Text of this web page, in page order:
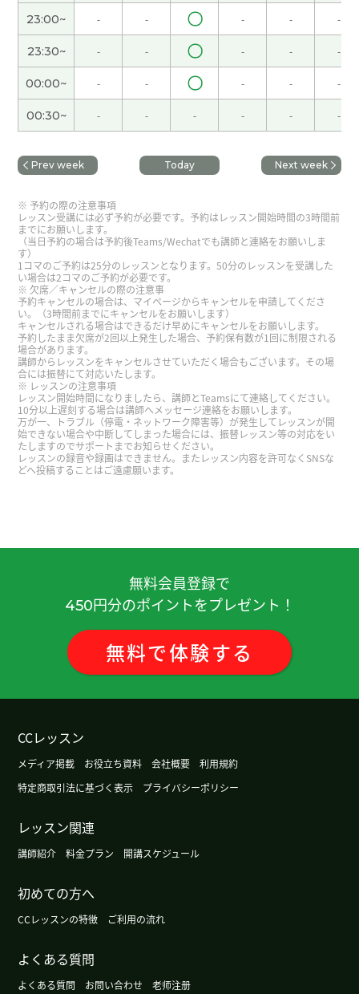
とても丁寧に教えて頂いてありがとうございまし
た。( 70代 男性 )
昨天辛苦了。我也跟你学习很开心。下次一定用
ccroom吧。
( 40代 女性 )
谢谢你帮我练习中文对话，希望很快再和你聊天。
いつも丁寧に教えていただきありがとうございま
す！
感谢你亲切愉快的课程。我很高兴能和你聊天。下
次见。( 80代 男性 )
とても楽しいレッスンでした！
感谢您一直以来的精彩课程。老师真的是很棒的
人。
初めてでしたが、レッスンは楽しく受けられまし
た。 ただ、レッスンの前半は機械のような音が ず
ーっと鳴っていて、あまりレッスン環境が良くなっ
程内容本身还是挺好的。( 40代 男性 )
我跟您聊得很开心。期待下次再见！ ( 40代 女性 )
非常感谢您的细心指导😊
とても優しくて楽しい先生でした。ありがとうござ
いました。( 50代 女性 )
你的课很有用。下次我想多说话中文所以我练习很
多。非常感谢！( 60代 女性 )
努力使用中文。这是一堂非常愉快的课。非常感
谢！
100次上課おめでとうございます。これからも日中
先生ありがとうございました。お話は楽しいし、
うまくいかないもどかしい気持ちもわかって応援し
てくれるので、とても嬉しいです。またよろしくお
23:00~ - - 〇 - - -
23:30~ - - 〇 - - -
00:00~ - - 〇 - - -
00:30~ - - - - - -
Prev week Today Next week
予約の際の注意事項
レッスン受講には必ず予約が必要です。予約はレッスン開始時間の3時間前
までにお願いします。
（当日予約の場合は予約後Teams/Wechatでも講師と連絡をお願いしま
す）
1コマのご予約は25分のレッスンとなります。50分のレッスンを受講した
い場合は2コマのご予約が必要です。
欠席／キャンセルの際の注意事
予約キャンセルの場合は、マイページからキャンセルを申請してくださ
い。（3時間前までにキャンセルをお願いします）
キャンセルされる場合はできるだけ早めにキャンセルをお願いします。
予約したまま欠席が2回以上発生した場合、予約保有数が1回に制限される
場合があります。
講師からレッスンをキャンセルさせていただく場合もございます。その場
合には振替にて対応いたします。
レッスンの注意事項
レッスン開始時間になりましたら、講師とTeamsにて連絡してください。
10分以上遅刻する場合は講師へメッセージ連絡をお願いします。
万が一、トラブル（停電・ネットワーク障害等）が発生してレッスンが開
始できない場合や中断してしまった場合には、振替レッスン等の対応をい
たしますのでサポートまでお知らせください。
レッスンの録音や録画はできません。またレッスン内容を許可なくSNSな
どへ投稿することはご遠慮願います。
無料会員登録で
450円分のポイントをプレゼント！
無料で体験する
CCレッスン
メディア掲載 お役立ち資料 会社概要
利用規約
特定商取引法に基づく表示
プライバシーポリシー
レッスン関連
講師紹介 料金プラン 開講スケジュール
初めての方へ
CCレッスンの特徴 ご利用の流れ
よくある質問
よくある質問 お問い合わせ 老师注册